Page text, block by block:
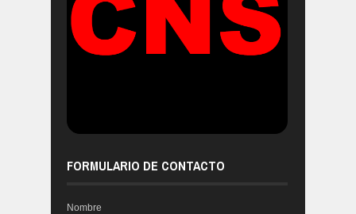
FORMULARIO DE CONTACTO
Nombre